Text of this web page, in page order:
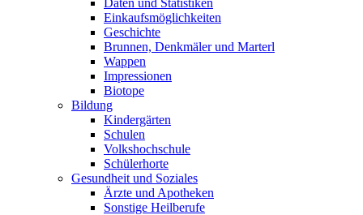
Daten und Statistiken
Einkaufsmöglichkeiten
Geschichte
Brunnen, Denkmäler und Marterl
Wappen
Impressionen
Biotope
Bildung
Kindergärten
Schulen
Volkshochschule
Schülerhorte
Gesundheit und Soziales
Ärzte und Apotheken
Sonstige Heilberufe